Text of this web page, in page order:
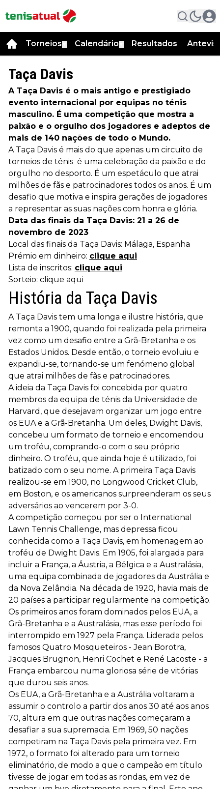
Torneios Calendário Resultados
Taça Davis
A Taça Davis é o mais antigo e prestigiado
evento internacional por equipas no ténis
masculino. É uma competição que mostra a
paixão e o orgulho dos jogadores e adeptos de
mais de 140 nações de todo o Mundo.
A Taça Davis é mais do que apenas um circuito de
torneios de ténis é uma celebração da paixão e do
orgulho no desporto. É um espetáculo que atrai
milhões de fãs e patrocinadores todos os anos. É um
desafio que motiva e inspira gerações de jogadores
a representar as suas nações com honra e glória.
Data das finais da Taça Davis: 21 a 26 de
novembro de 2023
Local das finais da Taça Davis: Málaga, Espanha
Prémio em dinheiro: clique aqui
Lista de inscritos: clique aqui
Sorteio: clique aqui
História da Taça Davis
A Taça Davis tem uma longa e ilustre história, que
remonta a 1900, quando foi realizada pela primeira
vez como um desafio entre a Grã-Bretanha e os
Estados Unidos. Desde então, o torneio evoluiu e
expandiu-se, tornando-se um fenómeno global
que atrai milhões de fãs e patrocinadores.
A ideia da Taça Davis foi concebida por quatro
membros da equipa de ténis da Universidade de
Harvard, que desejavam organizar um jogo entre
os EUA e a Grã-Bretanha. Um deles, Dwight Davis,
concebeu um formato de torneio e encomendou
um troféu, comprando-o com o seu próprio
dinheiro. O troféu, que ainda hoje é utilizado, foi
batizado com o seu nome. A primeira Taça Davis
realizou-se em 1900, no Longwood Cricket Club,
em Boston, e os americanos surpreenderam os seus
adversários ao vencerem por 3-0.
A competição começou por ser o International
Lawn Tennis Challenge, mas depressa ficou
conhecida como a Taça Davis, em homenagem ao
troféu de Dwight Davis. Em 1905, foi alargada para
incluir a França, a Áustria, a Bélgica e a Australásia,
uma equipa combinada de jogadores da Austrália e
da Nova Zelândia. Na década de 1920, havia mais de
20 países a participar regularmente na competição.
Os primeiros anos foram dominados pelos EUA, a
Grã-Bretanha e a Australásia, mas esse período foi
interrompido em 1927 pela França. Liderada pelos
famosos Quatro Mosqueteiros - Jean Borotra,
Jacques Brugnon, Henri Cochet e René Lacoste - a
França embarcou numa gloriosa série de vitórias
que durou seis anos.
Os EUA, a Grã-Bretanha e a Austrália voltaram a
assumir o controlo a partir dos anos 30 até aos anos
70, altura em que outras nações começaram a
desafiar a sua supremacia. Em 1969, 50 nações
competiram na Taça Davis pela primeira vez. Em
1972, o formato foi alterado para um torneio
eliminatório, de modo a que o campeão em título
tivesse de jogar em todas as rondas, em vez de